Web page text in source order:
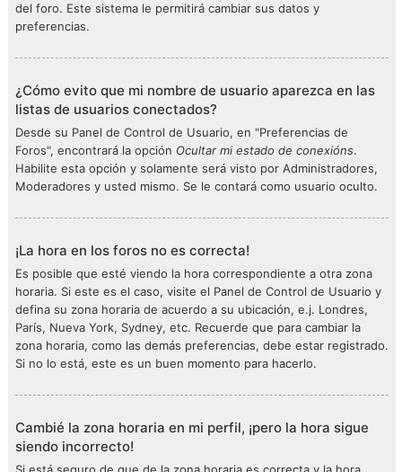
del foro. Este sistema le permitirá cambiar sus datos y
preferencias.
¿Cómo evito que mi nombre de usuario aparezca en las
listas de usuarios conectados?
Desde su Panel de Control de Usuario, en "Preferencias de
Foros", encontrará la opción Ocultar mi estado de conexións.
Habilite esta opción y solamente será visto por Administradores,
Moderadores y usted mismo. Se le contará como usuario oculto.
¡La hora en los foros no es correcta!
Es posible que esté viendo la hora correspondiente a otra zona
horaria. Si este es el caso, visite el Panel de Control de Usuario y
defina su zona horaria de acuerdo a su ubicación, e.j. Londres,
París, Nueva York, Sydney, etc. Recuerde que para cambiar la
zona horaria, como las demás preferencias, debe estar registrado.
Si no lo está, este es un buen momento para hacerlo.
Cambié la zona horaria en mi perfil, ¡pero la hora sigue
siendo incorrecto!